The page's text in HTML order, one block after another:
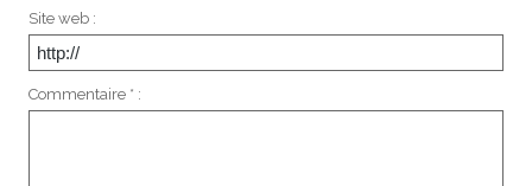
Site web :
Commentaire * :